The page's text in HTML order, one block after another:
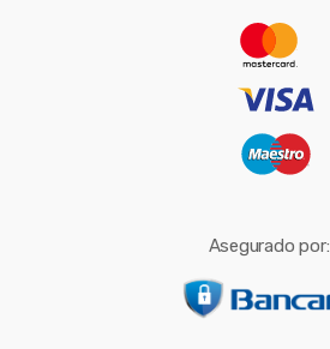
Asegurado por: